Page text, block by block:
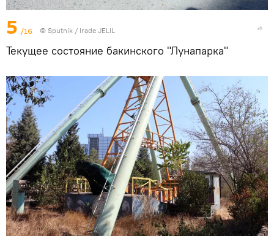
5 /16 © Sputnik / Irade JELIL
Текущее состояние бакинского "Лунапарка"